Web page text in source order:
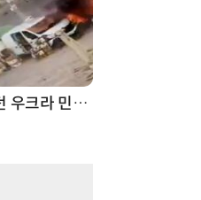
“계속 쫓아왔다”…도망치던 우크라 민간인 공격한 러 자폭 드론